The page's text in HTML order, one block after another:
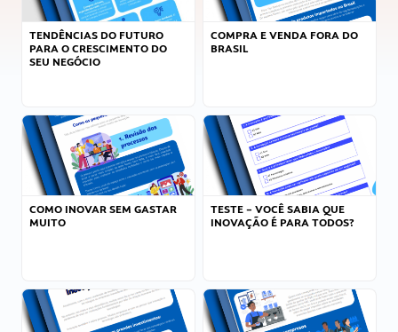
TENDÊNCIAS DO FUTURO
PARA O CRESCIMENTO DO
SEU NEGÓCIO
COMPRA E VENDA FORA DO
BRASIL
COMO INOVAR SEM GASTAR
MUITO
TESTE – VOCÊ SABIA QUE
INOVAÇÃO É PARA TODOS?